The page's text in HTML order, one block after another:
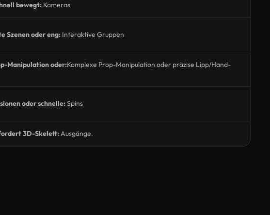
bewegt: Kameras
Szenen oder eng: Interaktive Gruppen
Manipulation oder:Komplexe Prop-Manipulation oder präzise Lipp/Hand-
oder schnelle:Spins
3D-Skelett:Ausgänge.